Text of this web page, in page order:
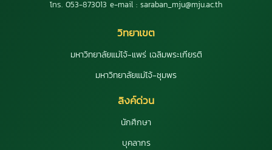
โทร. 053-873013 e-mail : saraban_mju@mju.ac.th
วิทยาเขต
มหาวิทยาลัยแม่โจ้-แพร่ เฉลิมพระเกียรติ
มหาวิทยาลัยแม่โจ้-ชุมพร
ลิงค์ด่วน
นักศึกษา
บุคลากร